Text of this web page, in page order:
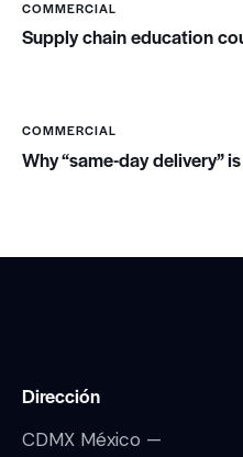
i
i
t
COMMERCIAL
Supply chain education
COMMERCIAL
Why “same-day delivery”
Dirección
CDMX México —